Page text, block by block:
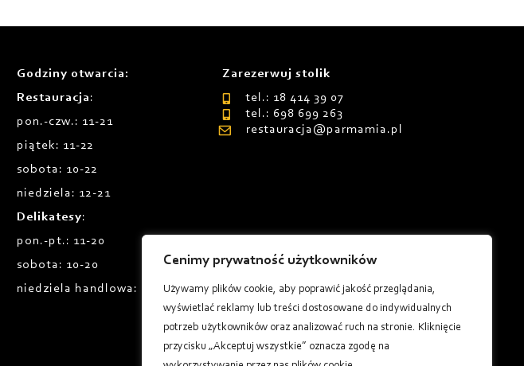
Cenimy prywatność użytkowników
Używamy plików cookie, aby poprawić jakość przeglądania,
wyświetlać reklamy lub treści dostosowane do indywidualnych
potrzeb użytkowników oraz analizować ruch na stronie. Kliknięcie
przycisku „Akceptuj wszystkie” oznacza zgodę na
Godziny otwarcia:
Restauracja:
pon.-czw.: 11-21
piątek: 11-22
sobota: 10-22
niedziela: 12-21
Delikatesy:
pon.-pt.: 11-20
sobota: 10-20
niedziela handlowa: 12-18
Zarezerwuj stolik
tel.: 18 414 39 07
tel.: 698 699 263
restauracja@parmamia.pl